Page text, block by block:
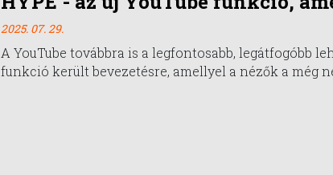
2025. 07. 29.
A YouTube továbbra is a legfontosabb, legátfogóbb
funkció került bevezetésre, amellyel a nézők a még